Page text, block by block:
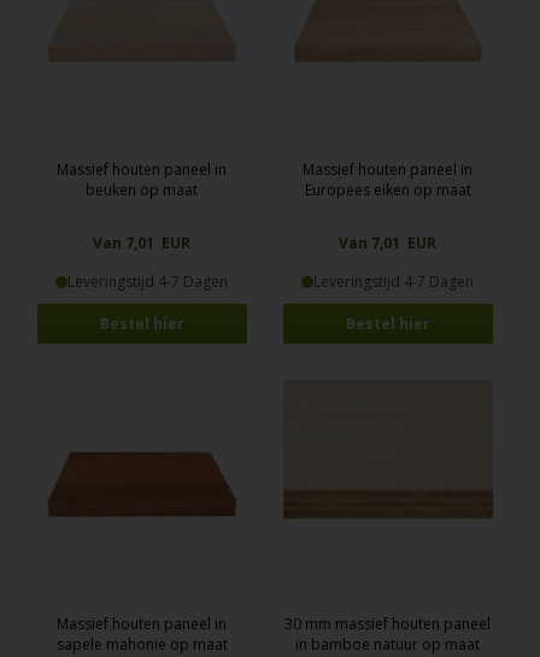
Massief houten paneel in
beuken op maat
Van 7,01 EUR
Leveringstijd 4-7 Dagen
Bestel hier
Massief houten paneel in
Europees eiken op maat
Van 7,01 EUR
Leveringstijd 4-7 Dagen
Bestel hier
Massief houten paneel in
sapele mahonie op maat
30 mm massief houten paneel
in bamboe natuur op maat